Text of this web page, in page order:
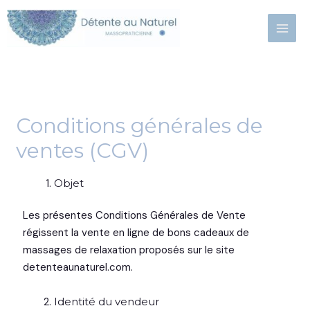
Aller
au
contenu
Conditions générales de
ventes (CGV)
Objet
Les présentes Conditions Générales de Vente
régissent la vente en ligne de bons cadeaux de
massages de relaxation proposés sur le site
detenteaunaturel.com.
Identité du vendeur